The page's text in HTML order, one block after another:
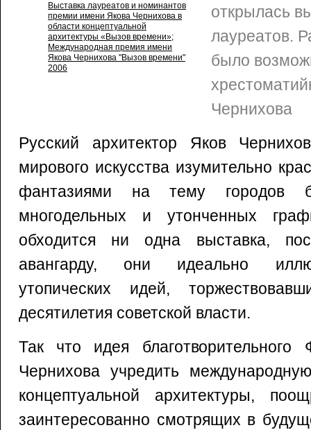
Выставка лауреатов и номинантов
премии имени Якова Чернихова в
области концептуальной
архитектуры «Вызов времени»;
Международная премия имени
Якова Чернихова "Вызов времени"
2006
открылась
лауреатов.
было
Чернихова
Русский архитектор Яков
мирового искусства изумительно
фантазиями на тему городов
многодельных и утонченных
обходится ни одна выставка,
авангарду, они идеально
утопических идей,
десятилетия советской власти.
Так что идея
Чернихова учредить
концептуальной архитектуры,
заинтересованно смотрящих в